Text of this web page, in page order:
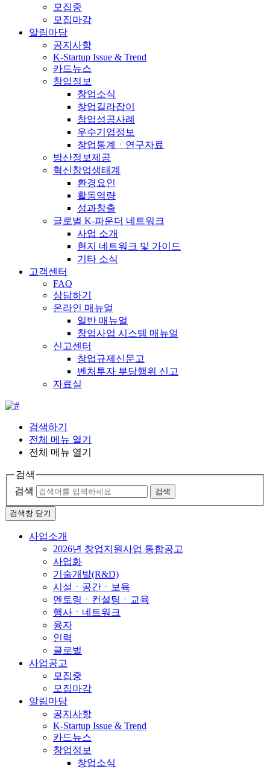
모집중
모집마감
알림마당
공지사항
K-Startup Issue & Trend
카드뉴스
창업정보
창업소식
창업길라잡이
창업성공사례
우수기업정보
창업통계ㆍ연구자료
방산정보제공
혁신창업생태계
환경요인
활동역량
성과창출
글로벌 K-파운더 네트워크
사업 소개
현지 네트워크 및 가이드
기타 소식
고객센터
FAQ
상담하기
온라인 매뉴얼
일반 매뉴얼
창업사업 시스템 매뉴얼
신고센터
창업규제신문고
벤처투자 부당행위 신고
자료실
검색하기
전체 메뉴 열기
전체 메뉴 열기
검색
검색
검색
검색창 닫기
사업소개
2026년 창업지원사업 통합공고
사업화
기술개발(R&D)
시설ㆍ공간ㆍ보육
멘토링ㆍ컨설팅ㆍ교육
행사ㆍ네트워크
융자
인력
글로벌
사업공고
모집중
모집마감
알림마당
공지사항
K-Startup Issue & Trend
카드뉴스
창업정보
창업소식